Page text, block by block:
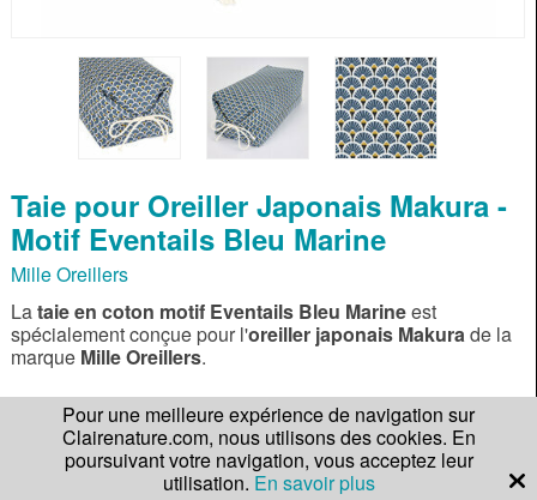
Taie pour Oreiller Japonais Makura -
Motif Eventails Bleu Marine
Mille Oreillers
Lataie en coton motif Eventails Bleu Marineest
spécialement conçue pour l'oreiller japonais Makurade la
marque Mille Oreillers.
En savoir plus
249 points de fidélité !
Pour une meilleure expérience de navigation sur
Clairenature.com, nous utilisons des cookies. En
poursuivant votre navigation, vous acceptez leur
utilisation. En savoir plus